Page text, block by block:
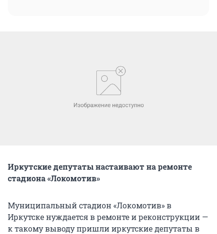
Иркутские депутаты настаивают на ремонте
стадиона «Локомотив»
Муниципальный стадион «Локомотив» в
Иркутске нуждается в ремонте и реконструкции —
к такому выводу пришли иркутские депутаты в